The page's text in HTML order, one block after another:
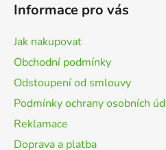
Informace pro vás
Jak nakupovat
Obchodní podmínky
Odstoupení od smlouvy
Podmínky ochrany osobních
Reklamace
Doprava a platba